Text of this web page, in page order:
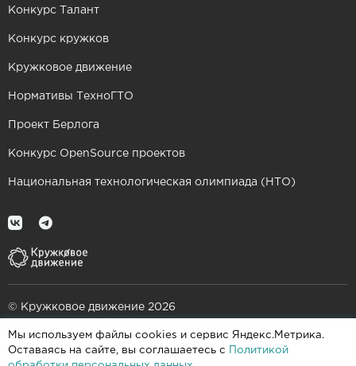
Мы используем файлы cookies и сервис Яндекс.Метрика.
Оставаясь на сайте, вы соглашаетесь с
Политикой
Конкурс Талант
Конкурс кружков
Кружковое движение
Нормативы ТехноГТО
Проект Берлога
Конкурс OpenSource проектов
Национальная технологическая олимпиада (НТО)
© Кружковое движение 2026
При поддержке